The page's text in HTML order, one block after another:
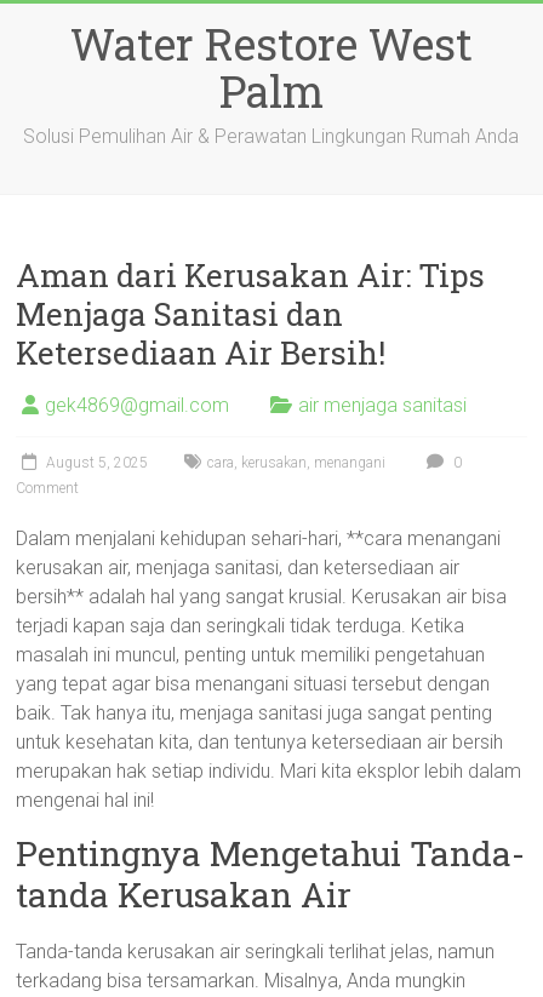
Water Restore West
Palm
Solusi Pemulihan Air & Perawatan Lingkungan Rumah Anda
Aman dari Kerusakan Air: Tips
Menjaga Sanitasi dan
Ketersediaan Air Bersih!
gek4869@gmail.com air menjaga sanitasi
August 5, 2025 cara, kerusakan, menangani
0
Comment
Dalam menjalani kehidupan sehari-hari, **cara menangani
kerusakan air, menjaga sanitasi, dan ketersediaan air
bersih** adalah hal yang sangat krusial. Kerusakan air bisa
terjadi kapan saja dan seringkali tidak terduga. Ketika
masalah ini muncul, penting untuk memiliki pengetahuan
yang tepat agar bisa menangani situasi tersebut dengan
baik. Tak hanya itu, menjaga sanitasi juga sangat penting
untuk kesehatan kita, dan tentunya ketersediaan air bersih
merupakan hak setiap individu. Mari kita eksplor lebih dalam
mengenai hal ini!
Pentingnya Mengetahui Tanda-
tanda Kerusakan Air
Tanda-tanda kerusakan air seringkali terlihat jelas, namun
terkadang bisa tersamarkan. Misalnya, Anda mungkin